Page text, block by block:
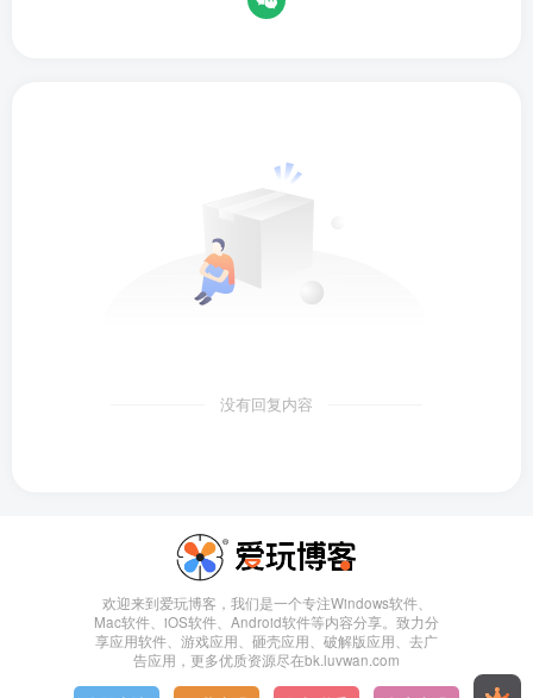
没有回复内容
欢迎来到爱玩博客，我们是一个专注Windows软件、
Mac软件、iOS软件、Android软件等内容分享。致力分
享应用软件、游戏应用、砸壳应用、破解版应用、去广
告应用，更多优质资源尽在bk.luvwan.com